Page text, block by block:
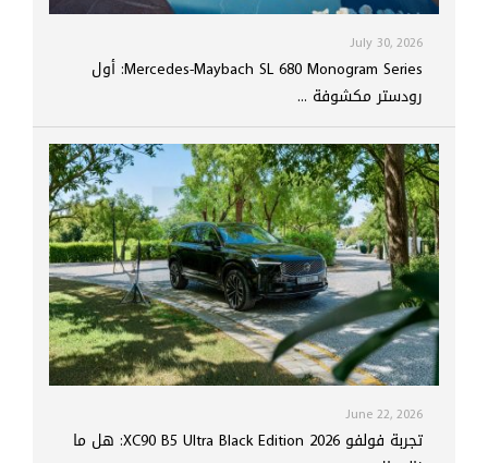
July 30, 2026
Mercedes-Maybach SL 680 Monogram Series: أول
رودستر مكشوفة ...
June 22, 2026
تجربة فولفو XC90 B5 Ultra Black Edition 2026: هل ما